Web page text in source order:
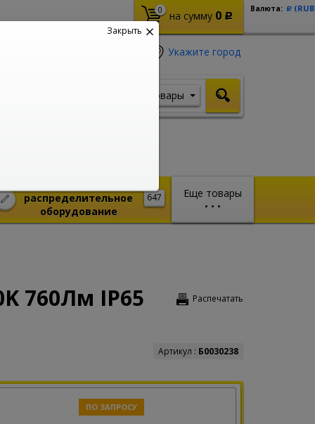
0 на сумму 0 Р
Валюта: Р
Укажите город
Товары
Еще товары
• • •
647
распределительное
оборудование
Распечатать
760Лм IP65
Артикул : Б0030238
ПО ЗАПРОСУ
Закрыть